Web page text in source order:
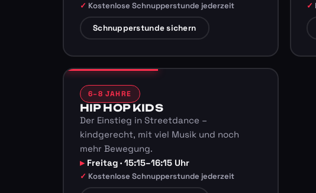
Kostenlose Schnupperstunde jederzeit
Schnupperstunde sichern
6–8 JAHRE
HIP HOP KIDS
Der Einstieg in Streetdance –
kindgerecht, mit viel Musik und noch
mehr Bewegung.
Freitag · 15:15–16:15 Uhr
Kostenlose Schnupperstunde jederzeit